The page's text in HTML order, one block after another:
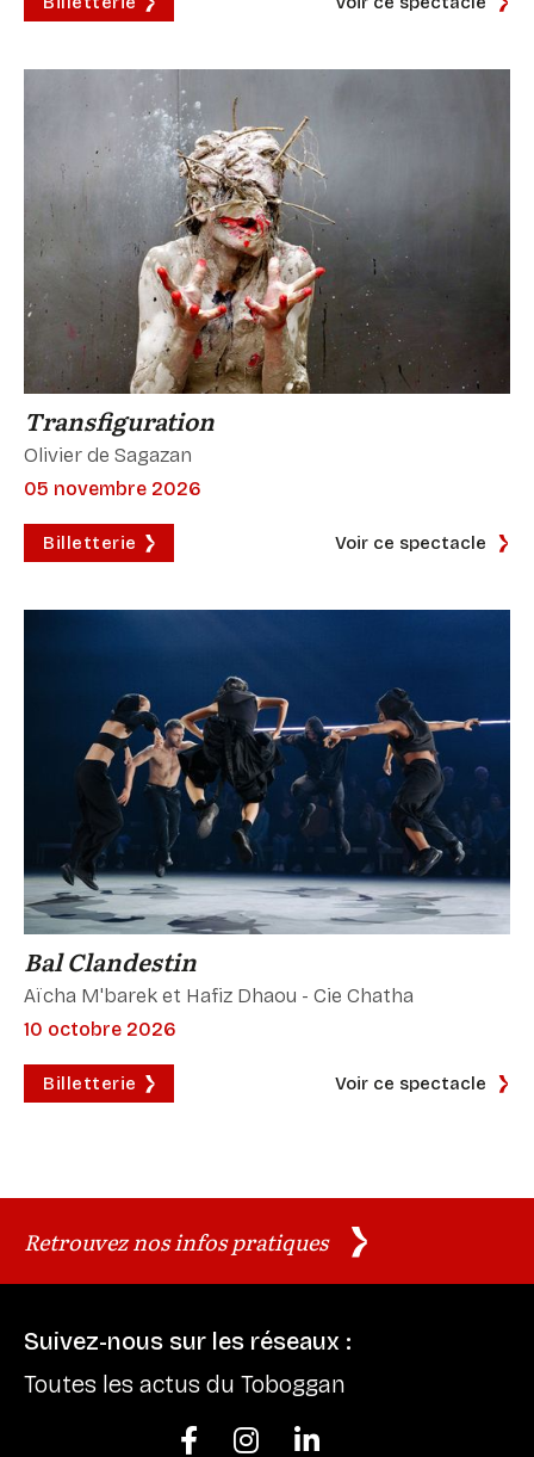
Transfiguration
Olivier de Sagazan
05 novembre 2026
Billetterie Voir ce spectacle
Bal Clandestin
Aïcha M'barek et Hafiz Dhaou - Cie Chatha
10 octobre 2026
Billetterie Voir ce spectacle
Retrouvez nos infos pratiques
Suivez-nous sur les réseaux :
Toutes les actus du Toboggan

 